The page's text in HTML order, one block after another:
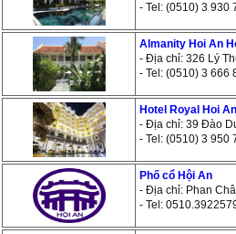
- Tel: (0510) 3 930
Almanity Hoi An
- Địa chỉ: 326 Lý
- Tel: (0510) 3 666
Hotel Royal Hoi
- Địa chỉ: 39 Đào
- Tel: (0510) 3 950
Phố cổ Hội An
- Địa chỉ: Phan
- Tel: